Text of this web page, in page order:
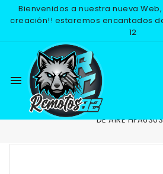
Bienvenidos a nuestra nueva
creación!! estaremos encantados
12
menu
Inicio RECAMBIOS
DE AIRE HFA6303